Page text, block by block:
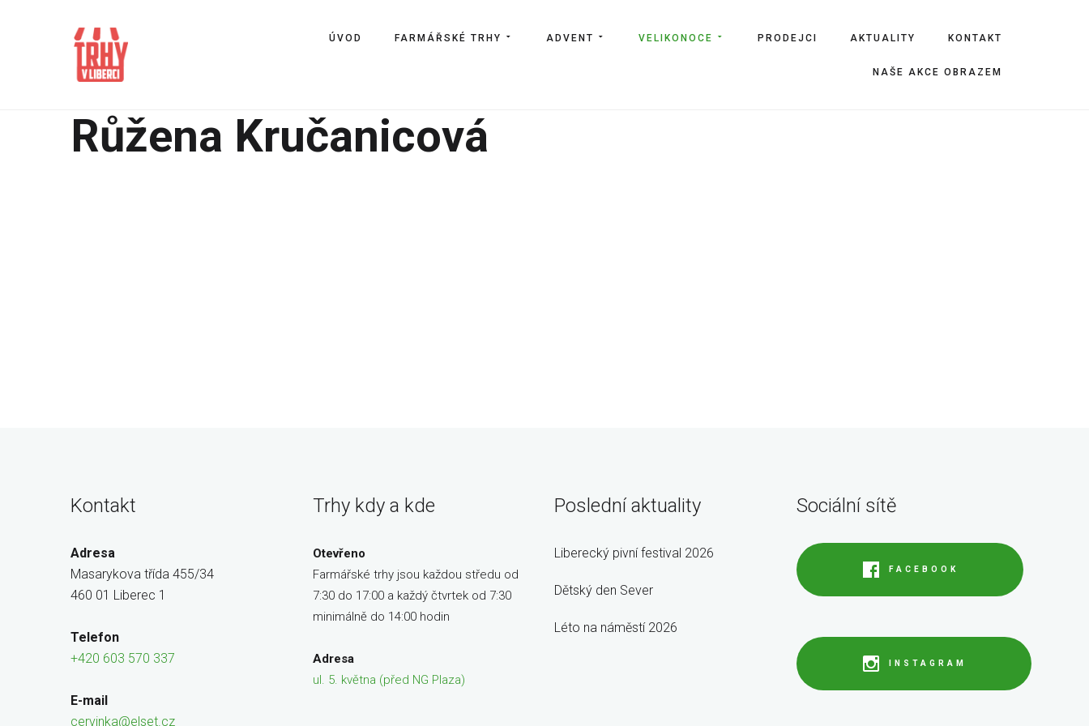
ÚVOD FARMÁŘSKÉ TRHY ADVENT VELIKONOCE PRODEJCI AKTUALITY KONTAKT
NAŠE AKCE OBRAZEM
Růžena Kručanicová
Kontakt
Adresa
Masarykova třída 455/34
460 01 Liberec 1
Telefon
+420 603 570 337
E-mail
cervinka@elset.cz
Trhy kdy a kde
Otevřeno
Farmářské trhy jsou každou středu od
7:30 do 17:00 a každý čtvrtek od 7:30
minimálně do 14:00 hodin
Adresa
ul. 5. května (před NG Plaza)
Poslední aktuality
Liberecký pivní festival 2026
Dětský den Sever
Léto na náměstí 2026
Sociální sítě
FACEBOOK
INSTAGRAM